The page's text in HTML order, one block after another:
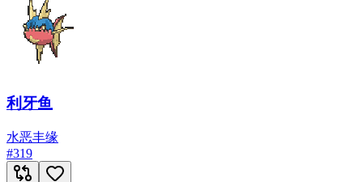
利牙鱼
水恶丰缘
#319